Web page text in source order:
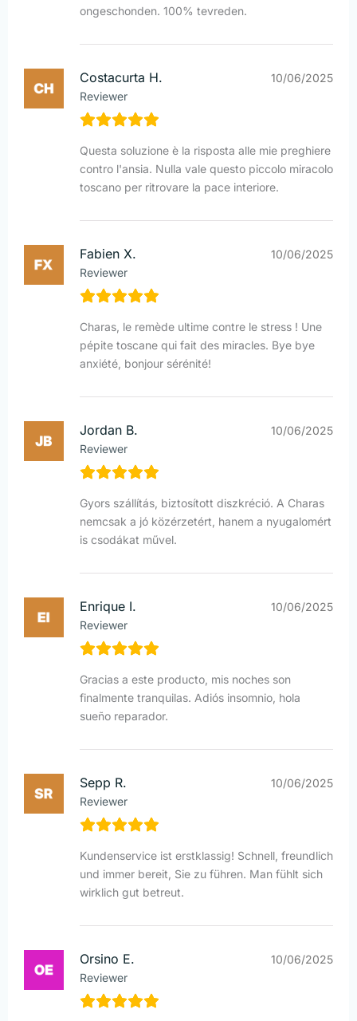
ongeschonden. 100% tevreden.
Costacurta H.
Reviewer
10/06/2025
Questa soluzione è la risposta alle mie preghiere
contro l'ansia. Nulla vale questo piccolo miracolo
toscano per ritrovare la pace interiore.
Fabien X.
Reviewer
10/06/2025
Charas, le remède ultime contre le stress ! Une
pépite toscane qui fait des miracles. Bye bye
anxiété, bonjour sérénité!
Jordan B.
Reviewer
10/06/2025
Gyors szállítás, biztosított diszkréció. A Charas
nemcsak a jó közérzetért, hanem a nyugalomért
is csodákat művel.
Enrique I.
Reviewer
10/06/2025
Gracias a este producto, mis noches son
finalmente tranquilas. Adiós insomnio, hola
sueño reparador.
Sepp R.
Reviewer
10/06/2025
Kundenservice ist erstklassig! Schnell, freundlich
und immer bereit, Sie zu führen. Man fühlt sich
wirklich gut betreut.
Orsino E.
Reviewer
10/06/2025